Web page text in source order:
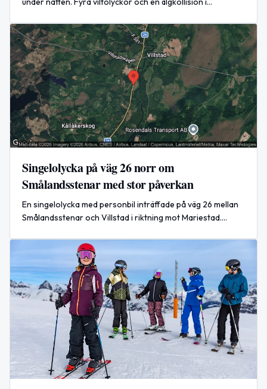
misstänkta för försök till stöld och grov misshandel.
Singelolycka på väg 26 norr om
Smålandsstenar med stor påverkan
En singelolycka med personbil inträffade på väg 26 mellan
Smålandsstenar och Villstad i riktning mot Mariestad.